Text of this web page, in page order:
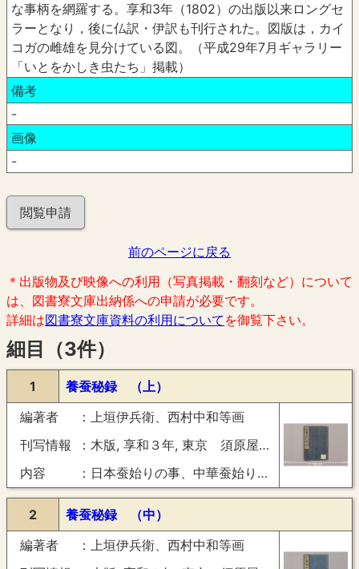
な事柄を網羅する。享和3年（1802）の出版以来ロングセ
ラーとなり，後に仏訳・伊訳も刊行された。図版は，カイ
コガの雌雄を見分けている図。（平成29年7月ギャラリー
「いとをかしき虫たち」掲載）
備考
-
画像
-
閲覧申請
前のページに戻る
＊出版物及び映像への利用（写真掲載・翻刻など）について
は、図書寮文庫出納係への申請が必要です。
詳細は図書寮文庫資料の利用について を御覧下さい。
細目（3件）
1
養蚕秘録 （上）
編著者
上垣伊兵衛、西村中和等画
刊写情報
木版, 享和３年, 東京 須原屋茂兵衛
内容
日本蚕始りの事、中華蚕始りの事（附・晋楊泉蚕賦之解）、蚕の異名并蚕数品ある事、天竺霖異大王の事（附・蚕居起異名の事）、蚕連見様の事、同毒忌の事并貯様の事、同寒水に漬る事、桑の種植様の事、桑を作りて益ある事、桑接木仕様の事、同取木仕様の事、同虫送りの事并桑病除る事、飼蚕諸道具の図解、蚕に油断すべからさる事、蚕連并ニ蚕に鼠の用心すべき事（附・鼠を防ぐ事）、蚕毒忌の事、養蚕家造りの仕様并屋敷善悪の事
2
養蚕秘録 （中）
編著者
上垣伊兵衛、西村中和等画